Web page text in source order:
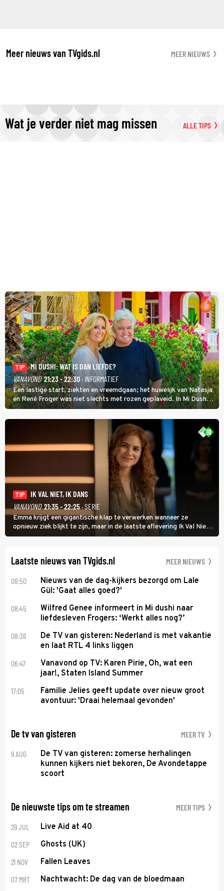
Meer nieuws van TVgids.nl MEER NIEUWS
Wat je verder niet mag missen ALLE TIPS
TIP
MI DUSHI: WAT IS DAN LIEFDE?
VANAVOND 21:23 - 22:30 · INFORMATIEF
Een lastige start, ziekten en vreemdgaan; het huwelijk van Natasja
en René Froger was niet slechts met rozen geplaveid. In Mi Dushi:
Wat Is Dan Liefde? neemt Wilfred Genee het showbizzkoppel mee
uit vissen om het over de liefde te hebben.
TIP
IK VAL NIET, IK DANS
VANAVOND 21:35 - 22:25· SERIE
Emma krijgt een gigantische klap te verwerken wanneer ze
opnieuw ziek blijkt te zijn, maar in de laatste aflevering Ik Val Niet,
Ik Dans laat ze zien dat ze niet van plan is op te geven, zelfs als ze
Laatste nieuws van TVgids.nl MEER NIEUWS
08:50
Nieuws van de dag-kijkers bezorgd om Lale
Gül: 'Gaat alles goed?'
08:45
Wilfred Genee informeert in Mi dushi naar
liefdesleven Frogers: ‘Werkt alles nog?’
08:36
De TV van gisteren: Nederland is met vakantie
en laat RTL 4 links liggen
06:47
Vanavond op TV: Karen Pirie, Oh, wat een
jaar!, Staten Island Summer
17:05
Familie Jelies geeft update over nieuw groot
avontuur: 'Draai helemaal gevonden'
De tv van gisteren MEER TV
9 AUG
De TV van gisteren: zomerse herhalingen
kunnen kijkers niet bekoren, De Avondetappe
scoort
De nieuwste tips om te streamen MEER TIPS
29 JUL Live Aid at 40
02 SEP Ghosts (UK)
21 NOV Fallen Leaves
07 MRT Nachtwacht: De dag van de bloedmaan